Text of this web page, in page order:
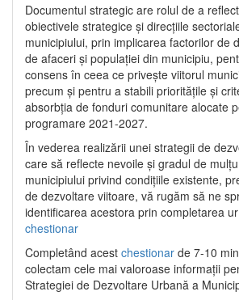
Documentul strategic are rolul de a
obiectivele strategice și direcțiile
municipiului, prin implicarea factorilor de
de afaceri și populației din municipiu,
consens în ceea ce privește viitorul
precum și pentru a stabili prioritățile și
absorbția de fonduri comunitare alocate
programare 2021-2027.
În vederea realizării unei strategii de
care să reflecte nevoile și gradul de
municipiului privind condițiile existente,
de dezvoltare viitoare, vă rugăm să ne
identificarea acestora prin completarea
chestionar
Completând acest chestionar de 7-10
colectam cele mai valoroase informații
Strategiei de Dezvoltare Urbană a